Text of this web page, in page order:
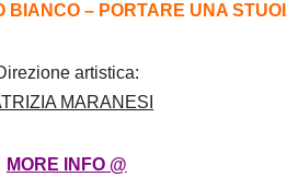
BIANCO – PORTARE UNA
artistica:
MARANESI
MORE INFO @